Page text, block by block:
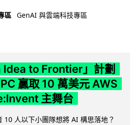
區 GenAI 與雲端科技專區
Idea to Frontier」計劃
贏取 10 萬美元 AWS
主舞台
10 人以下小團隊想將 AI 構思落地？